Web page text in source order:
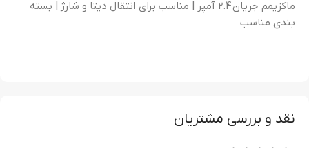
ماکزیمم جریان 2.4 آمپر | مناسب برای انتقال دیتا و شارژ | بسته
بندی مناسب
نقد و بررسی مشتریان